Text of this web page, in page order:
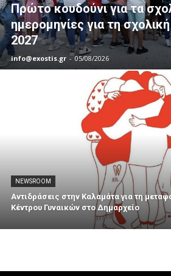
Πρώτο κουδούνι για τα
ημερομηνίες για τη
2027
info@exostis.gr - 05/08/2026
NEWSROOM
Αντιδράσεις στην Καλαμάτα για τη
Κέντρου Γυναικών στο Δημαρχείο